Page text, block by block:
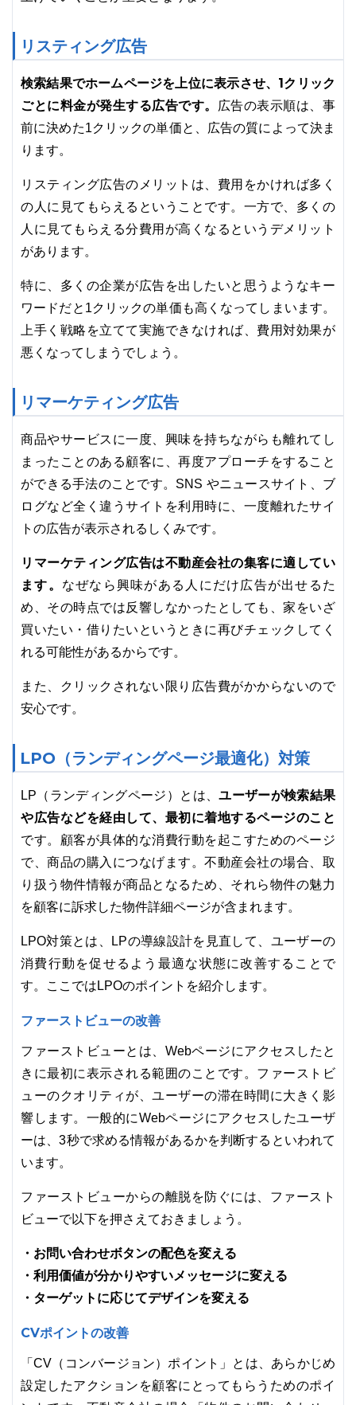
リスティング広告
検索結果でホームページを上位に表示させ、1クリック
ごとに料金が発生する広告です。
広告の表示順は、事
前に決めた1クリックの単価と、広告の質によって決ま
ります。
リスティング広告のメリットは、費用をかければ多く
の人に見てもらえるということです。一方で、多くの
人に見てもらえる分費用が高くなるというデメリット
があります。
特に、多くの企業が広告を出したいと思うようなキー
ワードだと1クリックの単価も高くなってしまいます。
上手く戦略を立てて実施できなければ、費用対効果が
悪くなってしまうでしょう。
リマーケティング広告
商品やサービスに一度、興味を持ちながらも離れてし
まったことのある顧客に、再度アプローチをすること
ができる手法のことです。SNS やニュースサイト、ブ
ログなど全く違うサイトを利用時に、一度離れたサイ
トの広告が表示されるしくみです。
リマーケティング広告は不動産会社の集客に適してい
ます。
なぜなら興味がある人にだけ広告が出せるた
め、その時点では反響しなかったとしても、家をいざ
買いたい・借りたいというときに再びチェックしてく
れる可能性があるからです。
また、クリックされない限り広告費がかからないので
安心です。
LPO（ランディングページ最適化）対策
LP（ランディングページ）とは、ユーザーが検索結果
や広告などを経由して、最初に着地するページのこと
です。顧客が具体的な消費行動を起こすためのページ
で、商品の購入につなげます。不動産会社の場合、取
り扱う物件情報が商品となるため、それら物件の魅力
を顧客に訴求した物件詳細ページが含まれます。
LPO対策とは、LPの導線設計を見直して、ユーザーの
消費行動を促せるよう最適な状態に改善することで
す。ここではLPOのポイントを紹介します。
ファーストビューの改善
ファーストビューとは、Webページにアクセスしたと
きに最初に表示される範囲のことです。ファーストビ
ューのクオリティが、ユーザーの滞在時間に大きく影
響します。一般的にWebページにアクセスしたユーザ
ーは、3秒で求める情報があるかを判断するといわれて
います。
ファーストビューからの離脱を防ぐには、ファースト
ビューで以下を押さえておきましょう。
・お問い合わせボタンの配色を変える
・利用価値が分かりやすいメッセージに変える
・ターゲットに応じてデザインを変える
CVポイントの改善
「CV（コンバージョン）ポイント」とは、あらかじめ
設定したアクションを顧客にとってもらうためのポイ